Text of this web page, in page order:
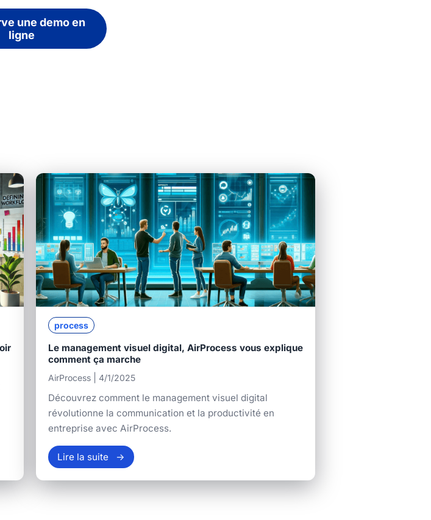
une demo en
ligne
process
Le management visuel digital, AirProcess vous explique
comment ça marche
AirProcess 4/1/2025
Découvrez comment le management visuel digital
révolutionne la communication et la productivité en
entreprise avec AirProcess.
Lire la suite